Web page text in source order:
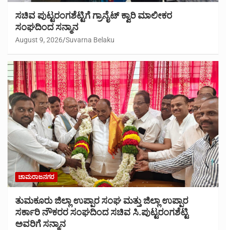
ಸಚಿವ ಪುಟ್ಟರಂಗಶೆಟ್ಟಿಗೆ ಗ್ರಾನೈಟ್ ಕ್ವಾರಿ ಮಾಲೀಕರ
ಸಂಘದಿಂದ ಸನ್ಮಾನ
August 9, 2026 Suvarna Belaku
ಚಾಮರಾಜನಗರ
ತುಮಕೂರು ಜಿಲ್ಲಾ ಉಪ್ಪಾರ ಸಂಘ ಮತ್ತು ಜಿಲ್ಲಾ ಉಪ್ಪಾರ
ಸರ್ಕಾರಿ ನೌಕರರ ಸಂಘದಿಂದ ಸಚಿವ ಸಿ.ಪುಟ್ಟರಂಗಶೆಟ್ಟಿ
ಅವರಿಗೆ ಸನ್ಮಾನ